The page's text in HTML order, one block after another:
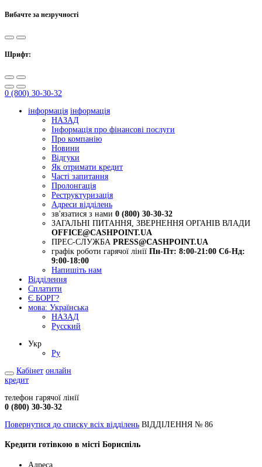
Вибачте за незручності
Шрифт:
0 (800) 30-30-32
інформація інформація
НАЗАД
Інформація про фінансові послуги
Про компанію
Новини
Відгуки
Як отримати кредит
Часті запитання
Пролонгація
Реструктуризація
Адреси відділень
зв'язатися з нами 0 (800) 30-30-32
ЗАГАЛЬНІ ПИТАННЯ, ЗВЕРНЕННЯ ОРГАНІВ ВЛАДИ
OFFICE@CASHPOINT.UA
ПРЕС-СЛУЖБА PRESS@CASHPOINT.UA
графік роботи гарячої лінії Пн-Пт: 8:00-21:00 Сб-Нд:
9:00-18:00
Напишіть нам
Відділення
Сплатити
Є БОРГ?
мова: Українська
НАЗАД
Русский
Укр
Ру
Кабінет онлайн
кредит
телефон гарячої лінії
0 (800) 30-30-32
Повернутися до списку всіх відділень ВІДДІЛЕННЯ № 86
Кредити готівкою в місті Бориспіль
Адреса